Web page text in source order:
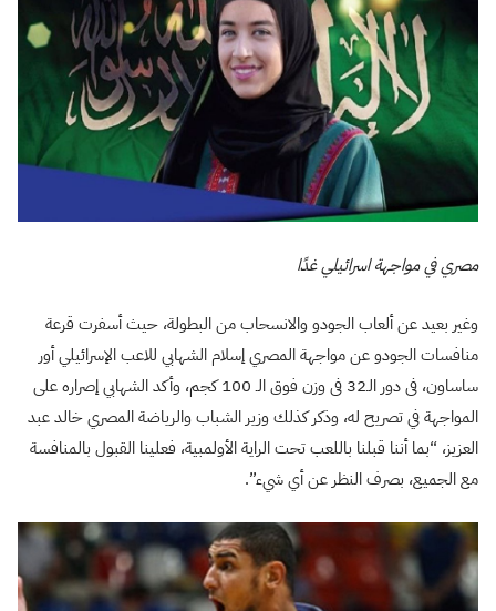
مصري في مواجهة اسرائيلي غدًا
وغير بعيد عن ألعاب الجودو والانسحاب من البطولة، حيث أسفرت قرعة
منافسات الجودو عن مواجهة المصري إسلام الشهابي للاعب الإسرائيلي أور
ساساون، فى دور الـ32 فى وزن فوق الـ 100 كجم، وأكد الشهابي إصراره على
المواجهة في تصريح له، وذكر كذلك وزير الشباب والرياضة المصري خالد عبد
العزيز، “بما أننا قبلنا باللعب تحت الراية الأولمبية، فعلينا القبول بالمنافسة
مع الجميع، بصرف النظر عن أي شيء”.